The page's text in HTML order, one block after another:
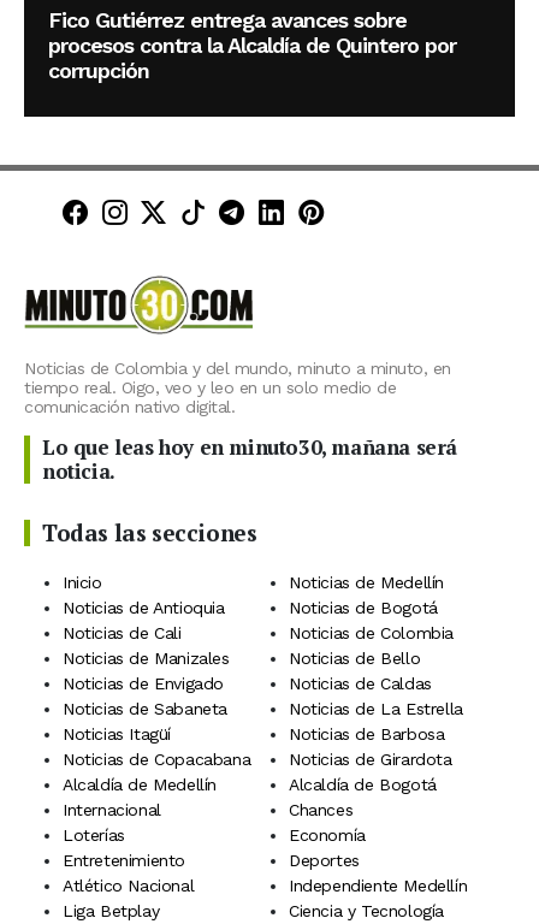
Fico Gutiérrez entrega avances sobre
procesos contra la Alcaldía de Quintero por
corrupción
Minuto30 en Facebook
Minuto30 en Instagram
Minuto30 en X (Twitter)
Minuto30 en TikTok
Canal de Minuto30 en
Minuto30 en LinkedIn
Minuto30 en
Noticias de Colombia y del mundo, minuto a minuto, en
tiempo real. Oigo, veo y leo en un solo medio de
comunicación nativo digital.
Lo que leas hoy en minuto30, mañana será
noticia.
Todas las secciones
Inicio
Noticias de Medellín
Noticias de Antioquia
Noticias de Bogotá
Noticias de Cali
Noticias de Colombia
Noticias de Manizales
Noticias de Bello
Noticias de Envigado
Noticias de Caldas
Noticias de Sabaneta
Noticias de La Estrella
Noticias Itagüí
Noticias de Barbosa
Noticias de Copacabana
Noticias de Girardota
Alcaldía de Medellín
Alcaldía de Bogotá
Internacional
Chances
Loterías
Economía
Entretenimiento
Deportes
Atlético Nacional
Independiente Medellín
Liga Betplay
Ciencia y Tecnología